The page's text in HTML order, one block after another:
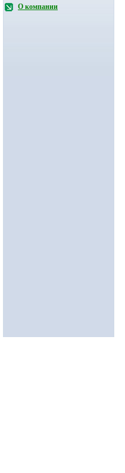
О компании